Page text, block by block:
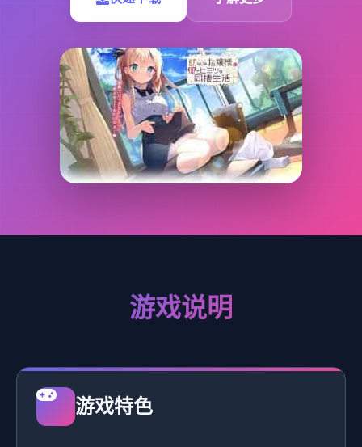
游戏说明
游戏特色